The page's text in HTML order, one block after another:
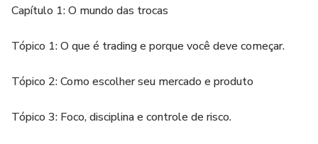
Capítulo 1: O mundo das trocas
Tópico 1: O que é trading e porque você deve começar.
Tópico 2: Como escolher seu mercado e produto
Tópico 3: Foco, disciplina e controle de risco.